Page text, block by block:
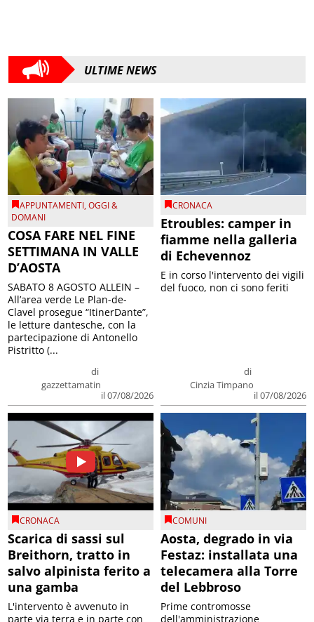
ULTIME NEWS
APPUNTAMENTI,OGGI &
DOMANI
COSA FARE NEL FINE
SETTIMANA IN VALLE
D’AOSTA
di
gazzettamatin
il 07/08/2026
SABATO 8 AGOSTO ALLEIN –
All’area verde Le Plan-de-
Clavel prosegue “ItinerDante”,
le letture dantesche, con la
partecipazione di Antonello
Pistritto (...
CRONACA
Etroubles: camper in
fiamme nella galleria
di Echevennoz
di
Cinzia Timpano
il 07/08/2026
E in corso l'intervento dei vigili
del fuoco, non ci sono feriti
CRONACA
Scarica di sassi sul
Breithorn, tratto in
salvo alpinista ferito a
una gamba
L'intervento è avvenuto in
parte via terra e in parte con
COMUNI
Aosta, degrado in via
Festaz: installata una
telecamera alla Torre
del Lebbroso
Prime contromosse
dell'amministrazione